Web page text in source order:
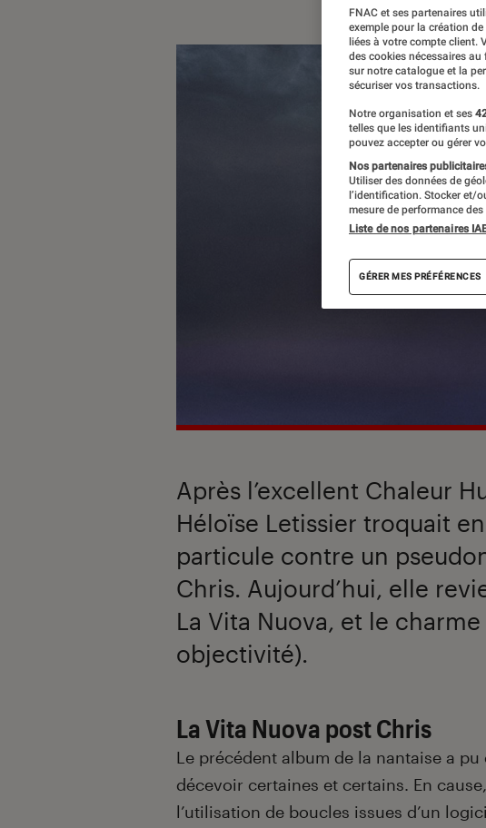
Après l’excellent Chaleur
Héloïse Letissier troquait
particule contre un
Chris. Aujourd’hui, elle
La Vita Nuova, et le
objectivité).
La Vita Nuova post Chris
Le précédent album de la nantaise a pu
décevoir certaines et certains. En cause,
l’utilisation de boucles issues d’un
FNAC et ses partenaires
exemple pour la création
liées à votre compte client.
des cookies nécessaires
sur notre catalogue et la
sécuriser vos transactions.
Notre organisation et ses
telles que les identifiants
pouvez accepter ou gérer
Nos partenaires
Utiliser des données de
l’identification. Stocker et/
mesure de performance
Liste de nos partenaires
GÉRER MES PRÉFÉRENCES